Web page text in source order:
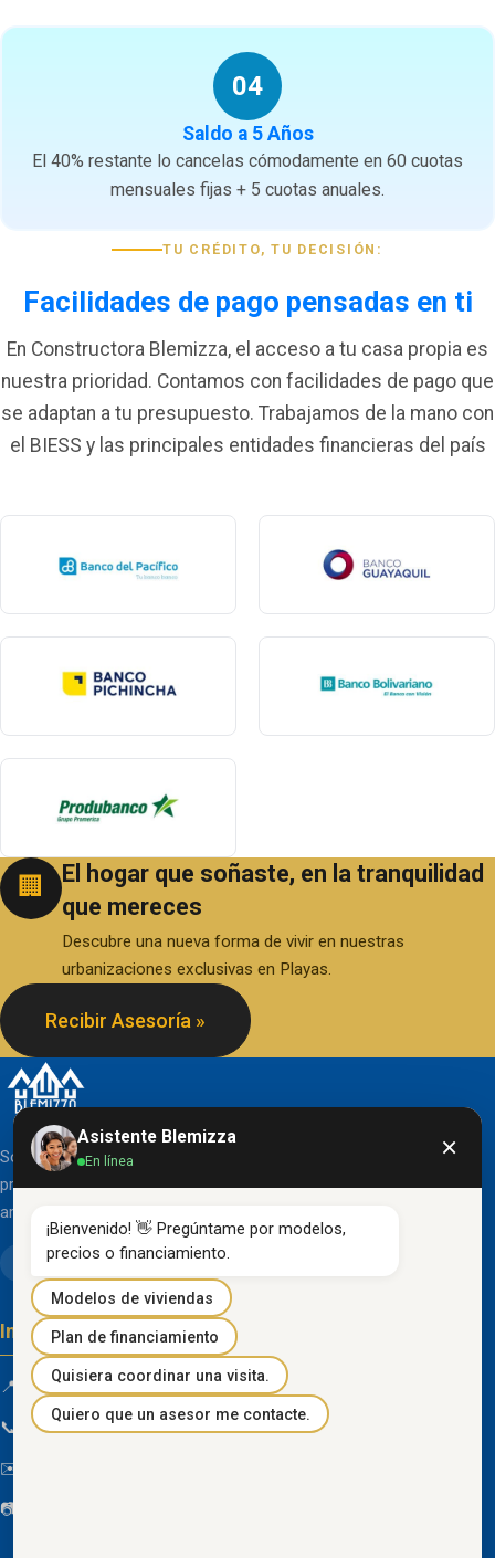
04
Saldo a 5 Años
El 40% restante lo cancelas cómodamente en 60 cuotas
mensuales fijas + 5 cuotas anuales.
TU CRÉDITO, TU DECISIÓN:
Facilidades de pago pensadas en ti
En Constructora Blemizza, el acceso a tu casa propia es
nuestra prioridad. Contamos con facilidades de pago que
se adaptan a tu presupuesto. Trabajamos de la mano con
el BIESS y las principales entidades financieras del país
🏢
El hogar que soñaste, en la tranquilidad
que mereces
Descubre una nueva forma de vivir en nuestras
urbanizaciones exclusivas en Playas.
Recibir Asesoría »
Somos una organización líder en el desarrollo de
proyectos inmobiliarios que destacan por su diseño
arquitectónico clásico y acabados de primera línea.
Información de contacto
📍 Km 85 Vía Progreso, Playas, Guayas, Ecuador
📞 096 934 4318
✉️
📷
Asistente Blemizza
En línea ×
¡Bienvenido! 👋 Pregúntame por modelos,
precios o financiamiento.
Modelos de viviendas
Plan de financiamiento
Quisiera coordinar una visita.
Quiero que un asesor me contacte.